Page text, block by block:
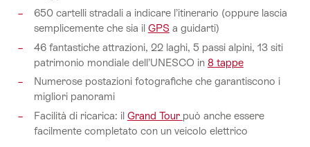
650 cartelli stradali a indicare l’itinerario (oppure lascia
semplicemente che sia il GPS a guidarti)
46 fantastiche attrazioni, 22 laghi, 5 passi alpini, 13 siti
patrimonio mondiale dell’UNESCO in 8 tappe
Numerose postazioni fotografiche che garantiscono i
migliori panorami
Facilità di ricarica: il Grand Tour può anche essere
facilmente completato con un veicolo elettrico